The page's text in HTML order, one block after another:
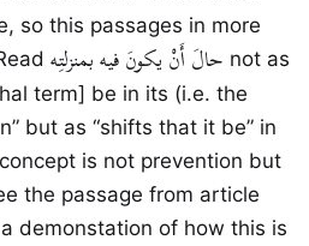
so this passages in more
حالَ أَنْ يكونَ فيه بمنزلتِه not as
term] be in its (i.e. the
but as “shifts that it be” in
is not prevention but
the passage from article
demonstation of how this is